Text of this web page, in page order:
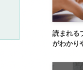
読まれる
がわかり